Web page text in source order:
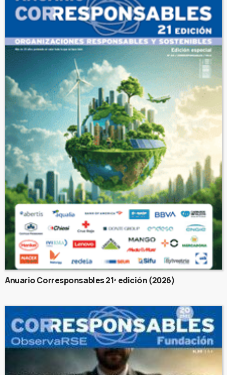
Anuario Corresponsables 21ª edición (2026)